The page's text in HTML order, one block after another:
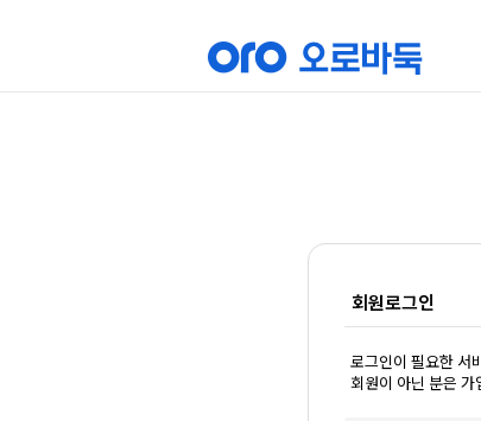
회원로그인
로그인이 필요한 서
회원이 아닌 분은 가